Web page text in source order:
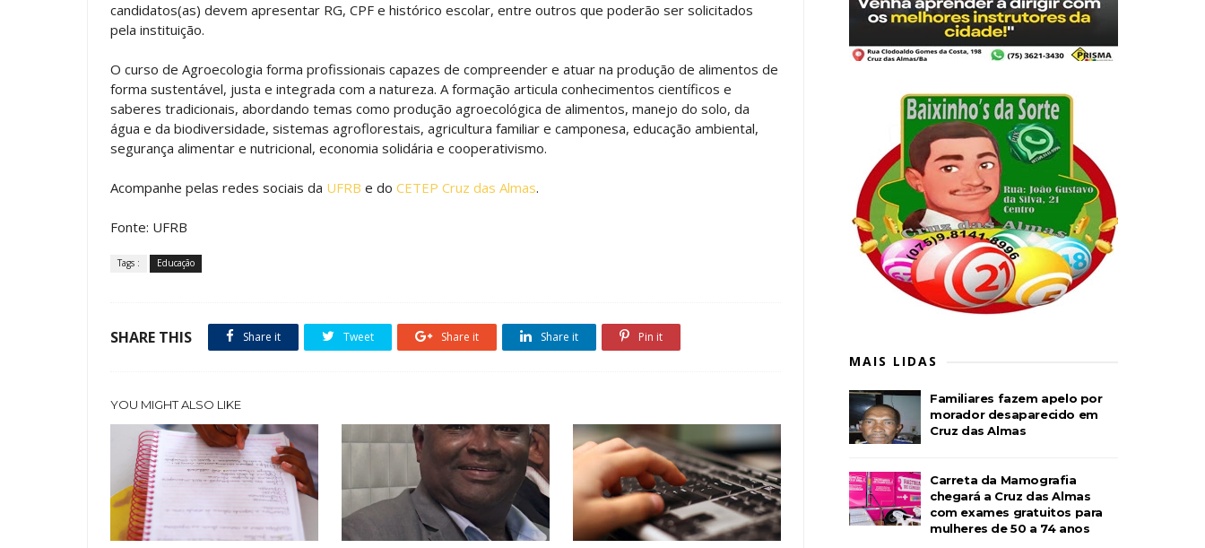
candidatos(as) devem apresentar RG, CPF e histórico escolar, entre outros que poderão ser solicitados
pela instituição.
O curso de Agroecologia forma profissionais capazes de compreender e atuar na produção de alimentos de
forma sustentável, justa e integrada com a natureza. A formação articula conhecimentos científicos e
saberes tradicionais, abordando temas como produção agroecológica de alimentos, manejo do solo, da
água e da biodiversidade, sistemas agroflorestais, agricultura familiar e camponesa, educação ambiental,
segurança alimentar e nutricional, economia solidária e cooperativismo.
Acompanhe pelas redes sociais da UFRB e do CETEP Cruz das Almas.
Fonte: UFRB
Tags : Educação
SHARE THIS Share it Tweet Share it Share it Pin it
YOU MIGHT ALSO LIKE
MAIS LIDAS
Familiares fazem apelo por
morador desaparecido em
Cruz das Almas
Carreta da Mamografia
chegará a Cruz das Almas
com exames gratuitos para
mulheres de 50 a 74 anos